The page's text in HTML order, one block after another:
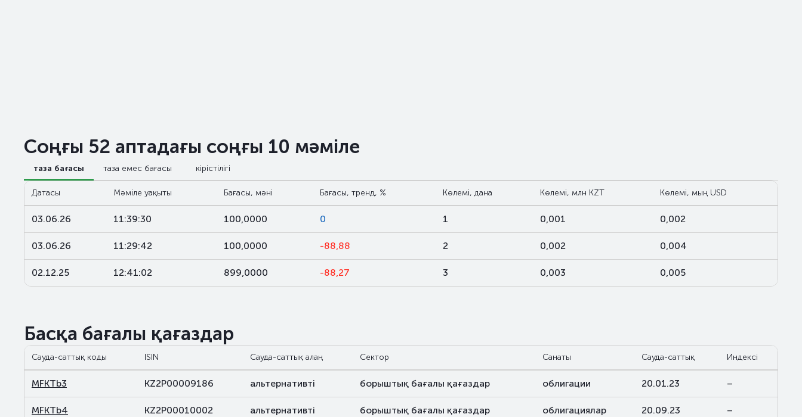
Соңғы 52 аптадағы соңғы 10 мәміле
таза бағасы таза емес бағасы кірістілігі
Датасы Мәміле уақыты Бағасы, мәні Бағасы, тренд, % Көлемі, дана Көлемі, млн KZT Көлемі, мың USD
03.06.26 11:39:30 100,0000 0 1 0,001 0,002
03.06.26 11:29:42 100,0000 -88,88 2 0,002 0,004
02.12.25 12:41:02 899,0000 -88,27 3 0,003 0,005
Басқа бағалы қағаздар
Сауда-саттық коды ISIN Сауда-саттық алаң Сектор Санаты Сауда-саттық Индексі
MFKTb3 KZ2P00009186 альтернативті борыштық бағалы қағаздар облигации 20.01.23 –
MFKTb4 KZ2P00010002 альтернативті борыштық бағалы қағаздар облигациялар 20.09.23 –